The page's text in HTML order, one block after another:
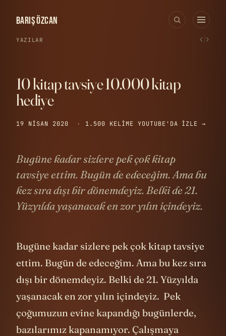
BARIŞ ÖZCAN
YAZILAR ‹ ›
10 kitap tavsiye 10.000 kitap
hediye
19 NISAN 2020 · 1.500 KELIME YOUTUBE'DA IZLE →
Bugüne kadar sizlere pek çok kitap
tavsiye ettim. Bugün de edeceğim. Ama bu
kez sıra dışı bir dönemdeyiz. Belki de 21.
Yüzyılda yaşanacak en zor yılın içindeyiz.
Bugüne kadar sizlere pek çok kitap tavsiye
ettim. Bugün de edeceğim. Ama bu kez sıra
dışı bir dönemdeyiz. Belki de 21. Yüzyılda
yaşanacak en zor yılın içindeyiz. Pek
çoğumuzun evine kapandığı bugünlerde,
bazılarımız kapanamıyor. Çalışmaya